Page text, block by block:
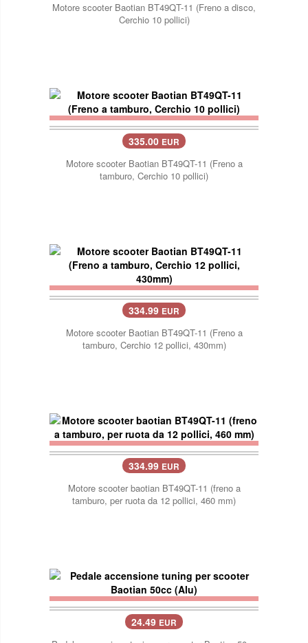
Motore scooter Baotian BT49QT-11 (Freno a disco,
Cerchio 10 pollici)
335.00 EUR
Motore scooter Baotian BT49QT-11 (Freno a
tamburo, Cerchio 10 pollici)
334.99 EUR
Motore scooter Baotian BT49QT-11 (Freno a
tamburo, Cerchio 12 pollici, 430mm)
334.99 EUR
Motore scooter baotian BT49QT-11 (freno a
tamburo, per ruota da 12 pollici, 460 mm)
24.49 EUR